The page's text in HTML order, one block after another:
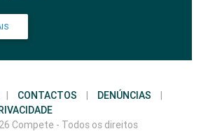
| CONTACTOS | DENÚNCIAS
|
Compete - Todos os direitos